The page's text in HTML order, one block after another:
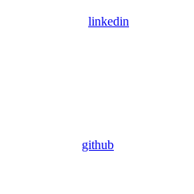
linkedin
github